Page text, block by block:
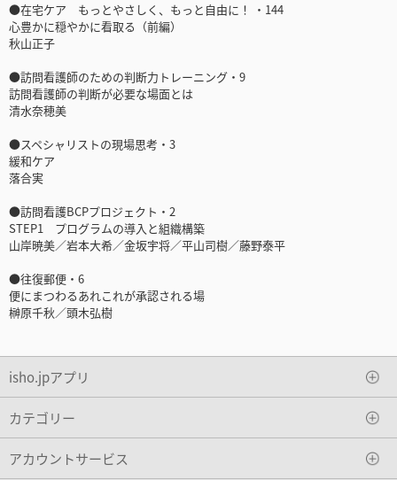
●在宅ケア もっとやさしく、もっと自由に！ ・144
心豊かに穏やかに看取る（前編）
秋山正子
●訪問看護師のための判断力トレーニング・9
訪問看護師の判断が必要な場面とは
清水奈穂美
●スペシャリストの現場思考・3
緩和ケア
落合実
●訪問看護BCPプロジェクト・2
STEP1 プログラムの導入と組織構築
山岸暁美／岩本大希／金坂宇将／平山司樹／藤野泰平
●往復郵便・6
便にまつわるあれこれが承認される場
榊原千秋／頭木弘樹
isho.jpアプリ
カテゴリー
アカウントサービス